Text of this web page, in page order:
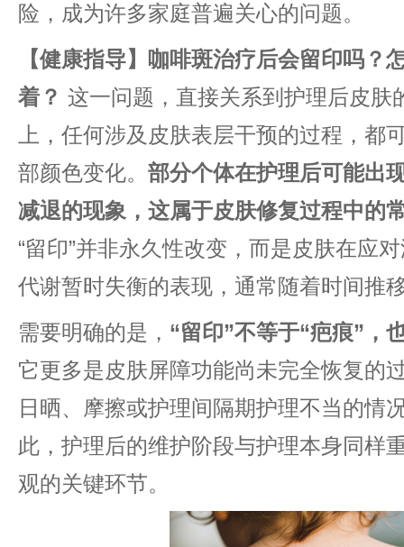
险，成为许多家庭普遍关心的问题。
【健康指导】咖啡斑治疗后会留印吗？
着？ 这一问题，直接关系到护理后皮肤
上，任何涉及皮肤表层干预的过程，都
部颜色变化。 部分个体在护理后可能出
减退的现象，这属于皮肤修复过程中的
“留印”并非永久性改变，而是皮肤在应
代谢暂时失衡的表现，通常随着时间推
需要明确的是， “留印”不等于“疤痕”，
它更多是皮肤屏障功能尚未完全恢复的
日晒、摩擦或护理间隔期护理不当的情
此，护理后的维护阶段与护理本身同样
观的关键环节。